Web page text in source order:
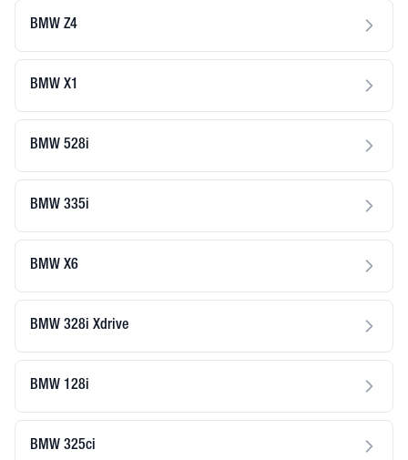
BMW Z4
BMW X1
BMW 528i
BMW 335i
BMW X6
BMW 328i Xdrive
BMW 128i
BMW 325ci